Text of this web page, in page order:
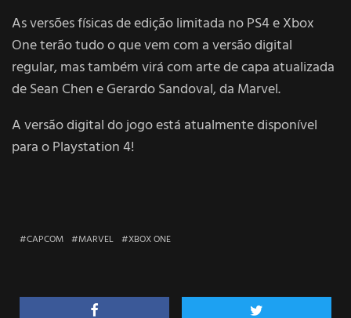
As versões físicas de edição limitada no PS4 e Xbox
One terão tudo o que vem com a versão digital
regular, mas também virá com arte de capa atualizada
de Sean Chen e Gerardo Sandoval, da Marvel.
A versão digital do jogo está atualmente disponível
para o Playstation 4!
CAPCOM MARVEL XBOX ONE